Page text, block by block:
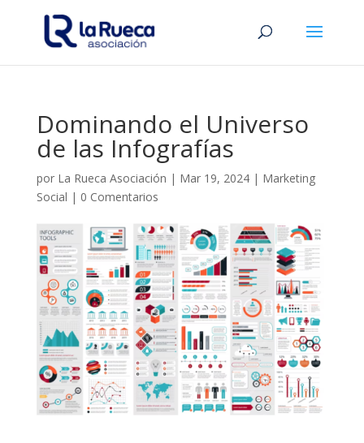
Dominando el Universo
de las Infografías
por La Rueca Asociación | Mar 19, 2024| Marketing
Social | 0 Comentarios